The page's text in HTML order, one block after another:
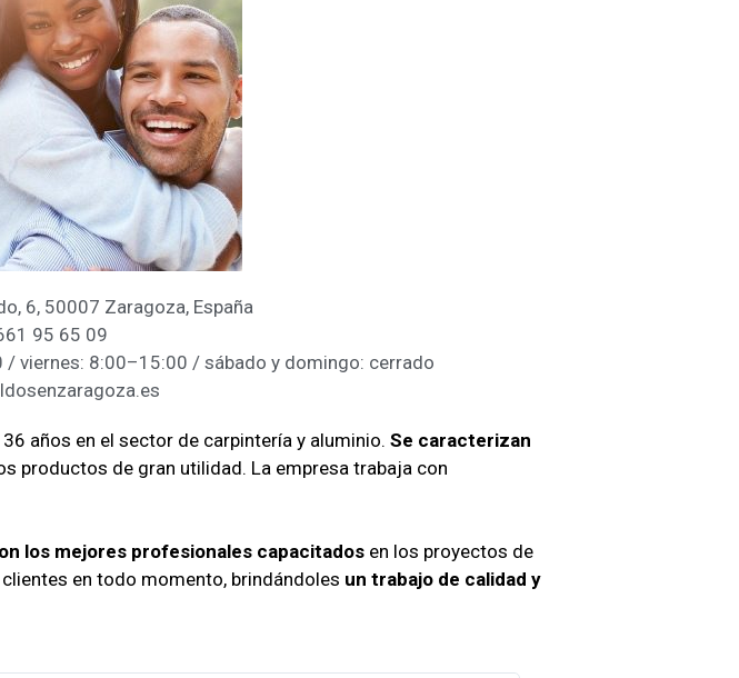
6, 50007 Zaragoza, España
95 65 09
viernes: 8:00–15:00 / sábado y domingo: cerrado
años en el sector de carpintería y aluminio. Se caracterizan
productos de gran utilidad. La empresa trabaja con
los mejores profesionales capacitados en los proyectos de
en todo momento, brindándoles un trabajo de calidad y